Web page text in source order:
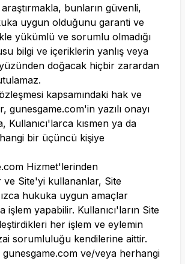
bunların güvenli,
uygun olduğunu garanti ve
yükümlü ve sorumlu olmadığı
bilgi ve içeriklerin yanlış veya
yüzünden doğacak hiçbir zarardan
kapsamındaki hak ve
gunesgame.com'in yazılı onayı
Kullanıcı'larca kısmen ya da
bir üçüncü kişiye
Hizmet'lerinden
ve Site'yi kullananlar, Site
hukuka uygun amaçlar
işlem yapabilir. Kullanıcı'ların Site
her işlem ve eylemin
sorumluluğu kendilerine aittir.
gunesgame.com ve/veya herhangi